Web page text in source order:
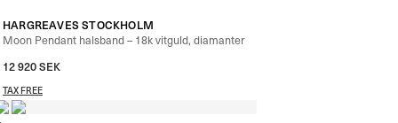
HARGREAVES STOCKHOLM
Moon Pendant halsband – 18k vitguld, diamanter
12 920SEK
TAX FREE